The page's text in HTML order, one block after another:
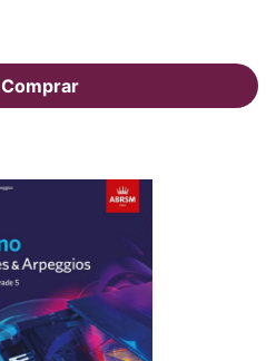
Comprar